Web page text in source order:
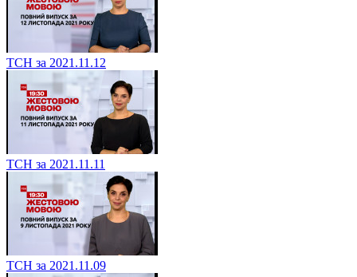
ТСН за 2021.11.12
ТСН за 2021.11.11
ТСН за 2021.11.09